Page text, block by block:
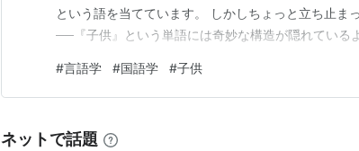
という語を当てています。 しかしちょっと立ち止ま
──『子供』という単語には奇妙な構造が隠れている
す。 「子」は未成年の人間という存在、つまりある
つくる単位要素を指しています。 一方、「供」は「
#言語学 #国語学 #子供
ネットで話題